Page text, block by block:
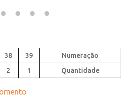
38
39
2 1 Quantidade